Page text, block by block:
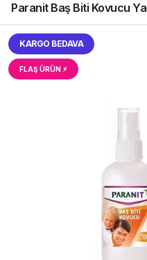
Paranit Baş Biti Kovucu
KARGO BEDAVA
FLAŞ ÜRÜN ⚡︎